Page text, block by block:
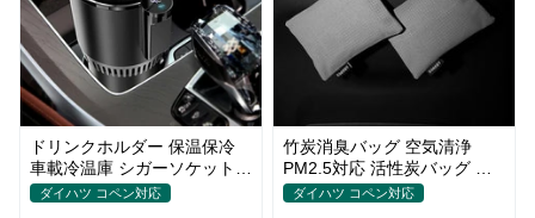
ドリンクホルダー 保温保冷
車載冷温庫 シガーソケット
12V車用 車中泊
ダイハツ コペン対応
竹炭消臭バッグ 空気清浄
PM2.5対応 活性炭バッグ 消
臭 車用 デオドラント 繰り返
ダイハツ コペン対応